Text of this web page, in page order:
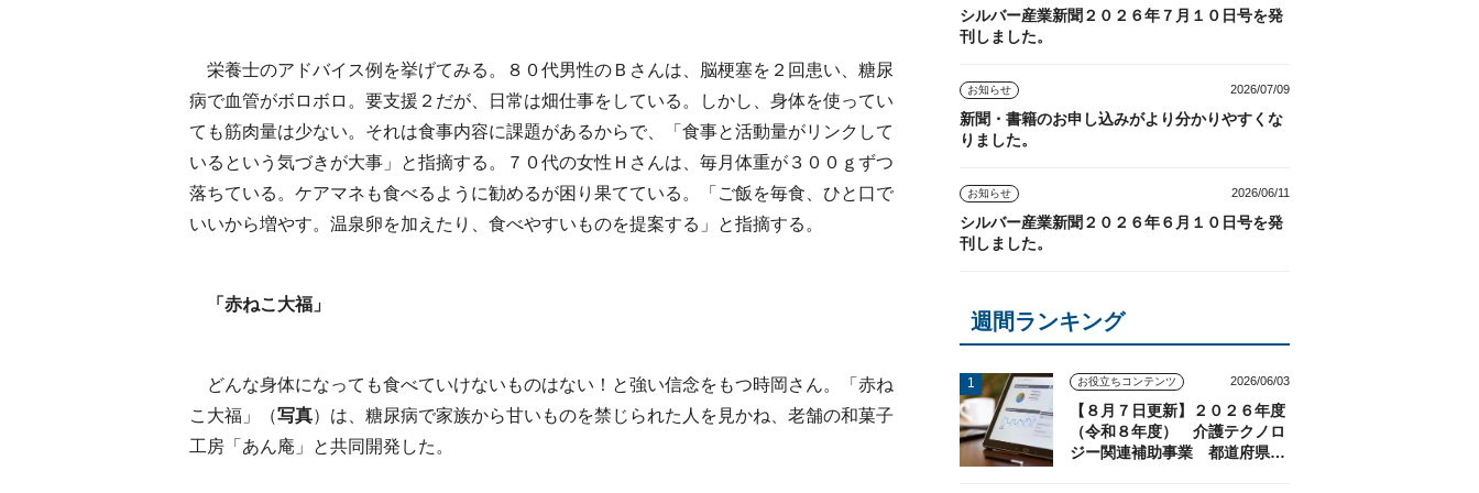
栄養士のアドバイス例を挙げてみる。８０代男性のＢさんは、脳梗塞を２回患い、糖尿
病で血管がボロボロ。要支援２だが、日常は畑仕事をしている。しかし、身体を使ってい
ても筋肉量は少ない。それは食事内容に課題があるからで、「食事と活動量がリンクして
いるという気づきが大事」と指摘する。７０代の女性Ｈさんは、毎月体重が３００ｇずつ
落ちている。ケアマネも食べるように勧めるが困り果てている。「ご飯を毎食、ひと口で
いいから増やす。温泉卵を加えたり、食べやすいものを提案する」と指摘する。
「赤ねこ大福」
どんな身体になっても食べていけないものはない！と強い信念をもつ時岡さん。「赤ね
こ大福」（写真）は、糖尿病で家族から甘いものを禁じられた人を見かね、老舗の和菓子
工房「あん庵」と共同開発した。
シルバー産業新聞２０２６年７月１０日号を発
刊しました。
お知らせ 2026/07/09
新聞・書籍のお申し込みがより分かりやすくな
りました。
お知らせ 2026/06/11
シルバー産業新聞２０２６年６月１０日号を発
刊しました。
週間ランキング
お役立ちコンテンツ 2026/06/03
【８月７日更新】２０２６年度
（令和８年度） 介護テクノロ
ジー関連補助事業 都道府県の